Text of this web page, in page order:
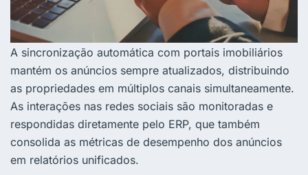
A sincronização automática com portais imobiliários
mantém os anúncios sempre atualizados, distribuindo
as propriedades em múltiplos canais simultaneamente.
As interações nas redes sociais são monitoradas e
respondidas diretamente pelo ERP, que também
consolida as métricas de desempenho dos anúncios
em relatórios unificados.